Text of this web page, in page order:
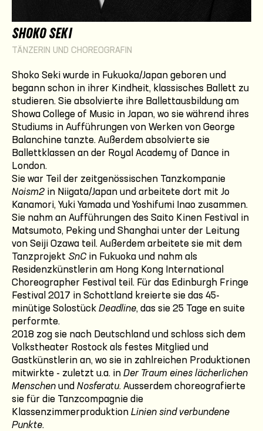
SHOKO SEKI
TÄNZERIN UND CHOREOGRAFIN
Shoko Seki wurde in Fukuoka/Japan geboren und
begann schon in ihrer Kindheit, klassisches Ballett zu
studieren. Sie absolvierte ihre Ballettausbildung am
Showa College of Music in Japan, wo sie während ihres
Studiums in Aufführungen von Werken von George
Balanchine tanzte. Außerdem absolvierte sie
Ballettklassen an der Royal Academy of Dance in
London.
Sie war Teil der zeitgenössischen Tanzkompanie
Noism2 in Niigata/Japan und arbeitete dort mit Jo
Kanamori, Yuki Yamada und Yoshifumi Inao zusammen.
Sie nahm an Aufführungen des Saito Kinen Festival in
Matsumoto, Peking und Shanghai unter der Leitung
von Seiji Ozawa teil. Außerdem arbeitete sie mit dem
Tanzprojekt SnC in Fukuoka und nahm als
Residenzkünstlerin am Hong Kong International
Choreographer Festival teil. Für das Edinburgh Fringe
Festival 2017 in Schottland kreierte sie das 45-
minütige Solostück Deadline, das sie 25 Tage en suite
performte.
2018 zog sie nach Deutschland und schloss sich dem
Volkstheater Rostock als festes Mitglied und
Gastkünstlerin an, wo sie in zahlreichen Produktionen
mitwirkte - zuletzt u.a. in Der Traum eines lächerlichen
Menschen und Nosferatu. Ausserdem choreografierte
sie für die Tanzcompagnie die
Klassenzimmerproduktion Linien sind verbundene
Punkte.